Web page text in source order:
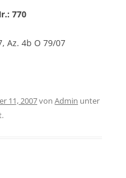
770
Az. 4b O 79/07
11, 2007von Admin unter